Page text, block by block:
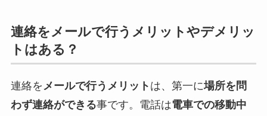
連絡をメールで行うメリットやデメリッ
トはある？
連絡を メールで行うメリット は、第一に場所を問
わず連絡ができる事です。電話は電車での移動中